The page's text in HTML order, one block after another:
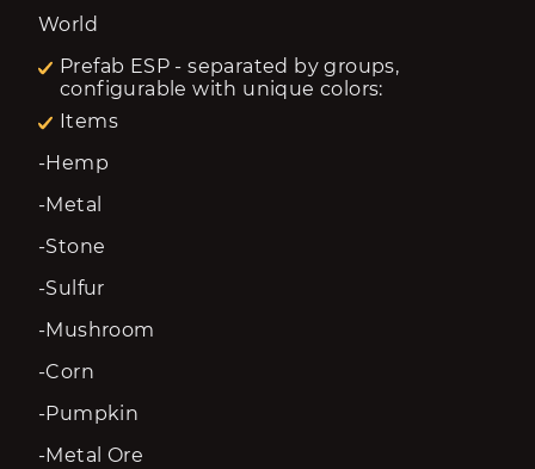
World
Prefab ESP - separated by groups,
configurable with unique colors:
Items
-Hemp
-Metal
-Stone
-Sulfur
-Mushroom
-Corn
-Pumpkin
-Metal Ore